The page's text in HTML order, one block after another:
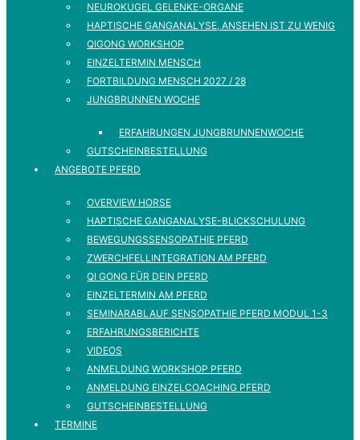
NEUROKUGEL GELENKE-ORGANE
HAPTISCHE GANGANALYSE, ANSEHEN IST ZU WENIG
QIGONG WORKSHOP
EINZELTERMIN MENSCH
FORTBILDUNG MENSCH 2027 / 28
JUNGBRUNNEN WOCHE
ERFAHRUNGEN JUNGBRUNNENWOCHE
GUTSCHEINBESTELLUNG
ANGEBOTE PFERD
OVERVIEW HORSE
HAPTISCHE GANGANALYSE-BLICKSCHULUNG
BEWEGUNGSSENSOPATHIE PFERD
ZWERCHFELLINTEGRATION AM PFERD
QI GONG FÜR DEIN PFERD
EINZELTERMIN AM PFERD
SEMINARABLAUF SENSOPATHIE PFERD MODUL 1-3
ERFAHRUNGSBERICHTE
VIDEOS
ANMELDUNG WORKSHOP PFERD
ANMELDUNG EINZELCOACHING PFERD
GUTSCHEINBESTELLUNG
TERMINE